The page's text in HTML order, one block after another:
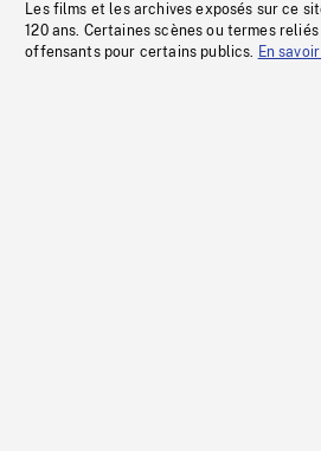
Les films et les archives exposés sur ce
120 ans. Certaines scènes ou termes
offensants pour certains publics. En